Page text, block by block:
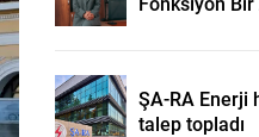
ŞA-RA Enerji
talep topladı